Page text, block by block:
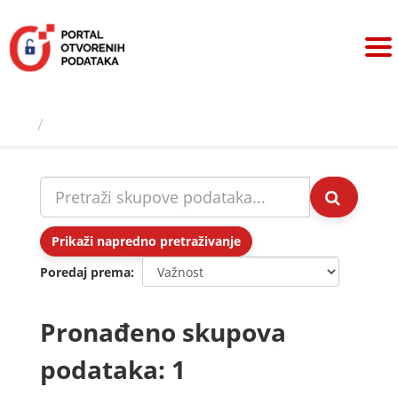
sadržaj
Prikaži napredno pretraživanje
Poredaj prema
Pronađeno skupova
podataka: 1